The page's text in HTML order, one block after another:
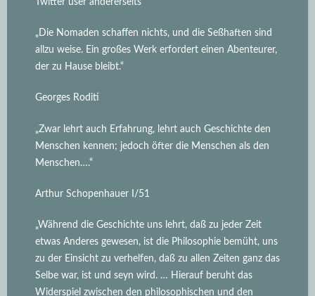
Twitter user andererseits
„Die Nomaden schaffen nichts, und die Seßhaften sind
allzu weise. Ein großes Werk erfordert einen Abenteurer,
der zu Hause bleibt.“
Georges Roditi
„Zwar lehrt auch Erfahrung, lehrt auch Geschichte den
Menschen kennen; jedoch öfter die Menschen als den
Menschen….“
Arthur Schopenhauer I/51
„Während die Geschichte uns lehrt, daß zu jeder Zeit
etwas Anderes gewesen, ist die Philosophie bemüht, uns
zu der Einsicht zu verhelfen, daß zu allen Zeiten ganz das
Selbe war, ist und seyn wird. … Hierauf beruht das
Widerspiel zwischen den philosophischen und den